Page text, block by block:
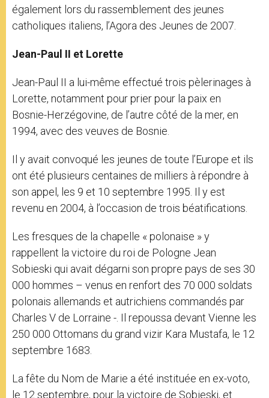
également lors du rassemblement des jeunes
catholiques italiens, l’Agora des Jeunes de 2007.
Jean-Paul II et Lorette
Jean-Paul II a lui-même effectué trois pèlerinages à
Lorette, notamment pour prier pour la paix en
Bosnie-Herzégovine, de l’autre côté de la mer, en
1994, avec des veuves de Bosnie.
Il y avait convoqué les jeunes de toute l’Europe et ils
ont été plusieurs centaines de milliers à répondre à
son appel, les 9 et 10 septembre 1995. Il y est
revenu en 2004, à l’occasion de trois béatifications.
Les fresques de la chapelle « polonaise » y
rappellent la victoire du roi de Pologne Jean
Sobieski qui avait dégarni son propre pays de ses 30
000 hommes – venus en renfort des 70 000 soldats
polonais allemands et autrichiens commandés par
Charles V de Lorraine -. Il repoussa devant Vienne les
250 000 Ottomans du grand vizir Kara Mustafa, le 12
septembre 1683.
La fête du Nom de Marie a été instituée en ex-voto,
le 12 septembre, pour la victoire de Sobieski, et